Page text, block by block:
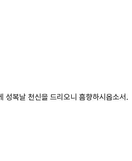
성복날 천신을 드리오니 흠향하시옵소서.